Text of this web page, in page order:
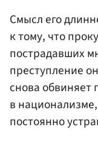
Смысл его
к тому, что
пострадавших
преступление
снова обвиняет
в
постоянно